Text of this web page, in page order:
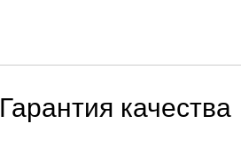
Гарантия качества